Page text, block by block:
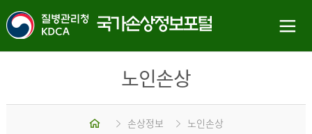
노인손상
홈 손상정보 노인손상